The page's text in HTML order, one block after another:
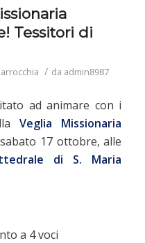
Tessitori di
/ da admin8987
ad animare con i
Veglia Missionaria
17 ottobre, alle
di S. Maria
a 4 voci